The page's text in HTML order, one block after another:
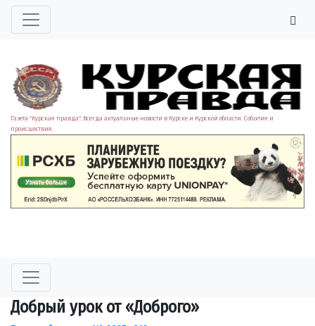
Газета "Курская правда". Всегда актуальные новости в Курске и Курской области. События и
происшествия.
Добрый урок от «Доброго»